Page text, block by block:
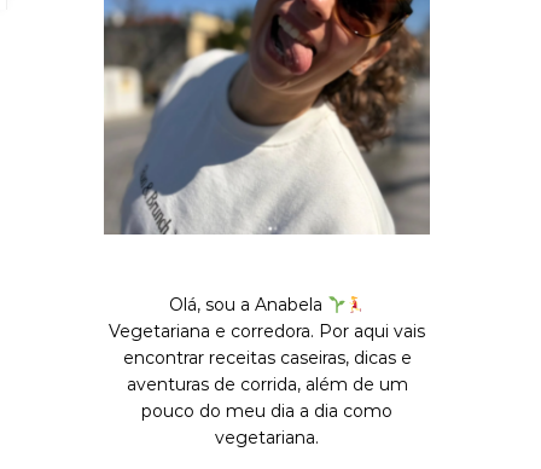
Olá, sou a Anabela
Vegetariana e corredora. Por aqui vais
encontrar receitas caseiras, dicas e
aventuras de corrida, além de um
pouco do meu dia a dia como
vegetariana.